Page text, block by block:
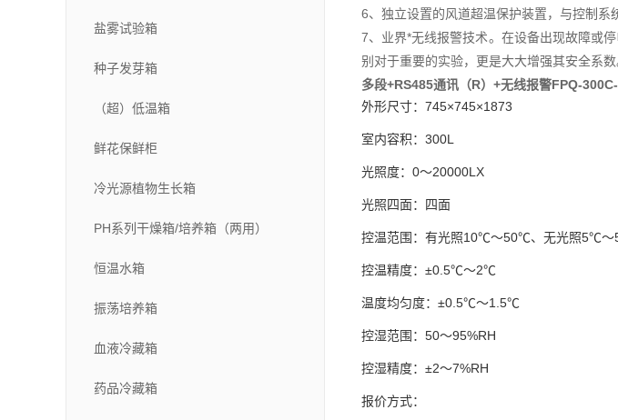
盐雾试验箱
种子发芽箱
（超）低温箱
鲜花保鲜柜
冷光源植物生长箱
PH系列干燥箱/培养箱（两用）
恒温水箱
振荡培养箱
血液冷藏箱
药品冷藏箱
6、独立设置的风道超温保护装置，与控制系
7、业界*无线报警技术。在设备出现故障或
别对于重要的实验，更是大大增强其安全系数
多段+RS485通讯（R）+无线报警FPQ-
外形尺寸： 745×745×1873
室内容积： 300L
光照度： 0～20000LX
光照四面：四面
控温范围：有光照10℃～50℃、无光照5℃～
控温精度： ±0.5℃～2℃
温度均匀度： ±0.5℃～1.5℃
控湿范围： 50～95%RH
控湿精度： ±2～7%RH
报价方式：